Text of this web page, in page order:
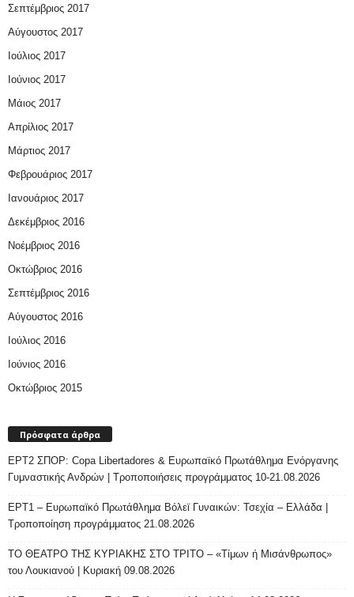
Σεπτέμβριος 2017
Αύγουστος 2017
Ιούλιος 2017
Ιούνιος 2017
Μάιος 2017
Απρίλιος 2017
Μάρτιος 2017
Φεβρουάριος 2017
Ιανουάριος 2017
Δεκέμβριος 2016
Νοέμβριος 2016
Οκτώβριος 2016
Σεπτέμβριος 2016
Αύγουστος 2016
Ιούλιος 2016
Ιούνιος 2016
Οκτώβριος 2015
Πρόσφατα άρθρα
ΕΡΤ2 ΣΠΟΡ: Copa Libertadores & Ευρωπαϊκό Πρωτάθλημα Ενόργανης
Γυμναστικής Ανδρών | Τροποποιήσεις προγράμματος 10-21.08.2026
ΕΡΤ1 – Ευρωπαϊκό Πρωτάθλημα Βόλεϊ Γυναικών: Τσεχία – Ελλάδα |
Τροποποίηση προγράμματος 21.08.2026
ΤΟ ΘΕΑΤΡΟ ΤΗΣ ΚΥΡΙΑΚΗΣ ΣΤΟ ΤΡΙΤΟ – «Τίμων ή Μισάνθρωπος»
του Λουκιανού | Κυριακή 09.08.2026